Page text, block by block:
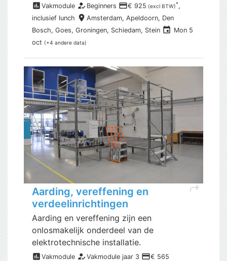
assessment Vakmodule how_to_reg Beginners payment€ 925 (excl BTW)*,
inclusief lunch place Amsterdam, Apeldoorn, Den
Bosch, Goes, Groningen, Schiedam, Stein event Mon 5
oct (+4 andere data)
shortcut
Aarding, vereffening en
verdeelinrichtingen
Aarding en vereffening zijn een
onlosmakelijk onderdeel van de
elektrotechnische installatie.
assessment Vakmodule how_to_regVakmodule jaar 3 payment€ 565